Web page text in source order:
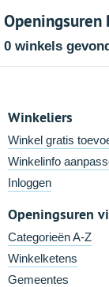
Openingsuren
0 winkels
Winkeliers
Winkel gratis
Winkelinfo
Inloggen
Openingsuren
Categorieën A-Z
Winkelketens
Gemeentes